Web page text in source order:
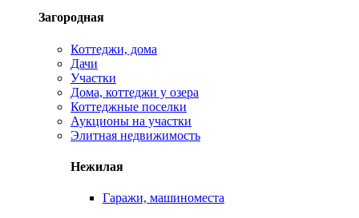
Загородная
Коттеджи, дома
Дачи
Участки
Дома, коттеджи у озера
Коттеджные поселки
Аукционы на участки
Элитная недвижимость
Нежилая
Гаражи, машиноместа